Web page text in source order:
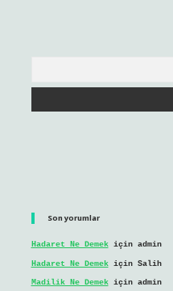
Son yorumlar
Hadaret Ne Demekiçin admin
Hadaret Ne Demekiçin Salih
Madilik Ne Demekiçin admin